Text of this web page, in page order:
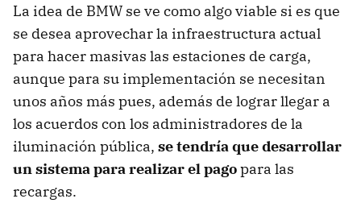
La idea de BMW se ve como algo viable si es que
se desea aprovechar la infraestructura actual
para hacer masivas las estaciones de carga,
aunque para su implementación se necesitan
unos años más pues, además de lograr llegar a
los acuerdos con los administradores de la
iluminación pública, se tendría que desarrollar
un sistema para realizar el pagopara las
recargas.